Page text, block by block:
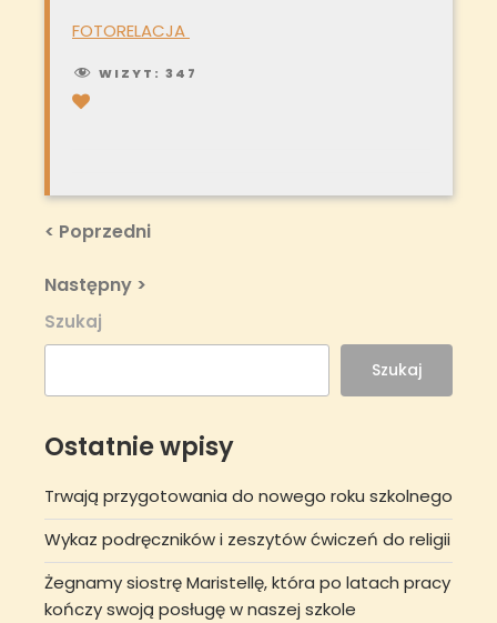
FOTORELACJA
WIZYT: 347
Nawigacja
Previous
< Poprzedni
Next
Post
Następny >
Szukaj
Szukaj
Ostatnie wpisy
Trwają przygotowania do nowego roku szkolnego
Wykaz podręczników i zeszytów ćwiczeń do religii
Żegnamy siostrę Maristellę, która po latach pracy
kończy swoją posługę w naszej szkole